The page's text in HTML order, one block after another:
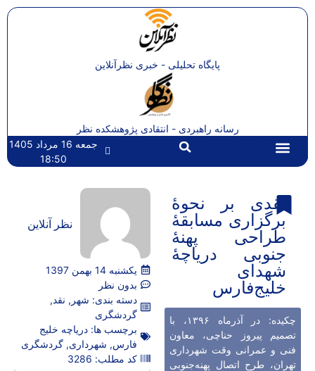
پایگاه تحلیلی - خبری نظرآنلاین
رسانه راهبردی - انتقادی پژوهشکده نظر
جمعه 16 مرداد 1405
18:50
نقدی بر نحوۀ
برگزاری مسابقۀ
طراحی پهنۀ
جنوبی دریاچۀ
شهدای
خلیج‌فارس
چکیده: در آذرماه ۱۳۹۶، با
تصمیم پیروز حناچی، معاون
فنی و عمرانی وقت شهرداری
تهران، طرح اتصال پهنه‌جنوبی
نظر آنلاین
یکشنبه 14 بهمن 1397
بدون نظر
دسته بندی:شهر,نقد ,
گردشگری
برچسب ها: دریاچه خلیج
فارس ,شهرداری,گردشگری
کد مطلب: 3286